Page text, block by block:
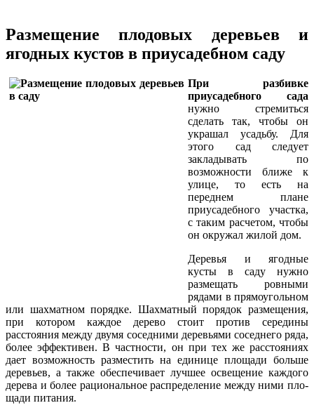
Размещение плодовых деревьев и
ягодных кустов в приусадебном саду
При разбивке
приусадебного сада
нужно стремиться
сделать так, чтобы он
украшал усадьбу. Для
этого сад следует
закладывать по
возможности ближе к
улице, то есть на
переднем плане
приусадебного участка,
с таким расчетом, чтобы
он окружал жилой дом.
Деревья и ягодные
кусты в саду нужно
размещать ровными
рядами в прямоуголь­ном
или шахматном порядке. Шахматный порядок размещения,
при котором каждое дерево стоит против середины
расстояния между двумя соседними деревьями сосед­него ряда,
более эффективен. В частности, он при тех же расстояниях
дает возмож­ность разместить на единице площади боль­ше
деревьев, а также обеспечивает лучшее освещение каждого
дерева и более рацио­нальное распределение между ними пло­
щади питания.